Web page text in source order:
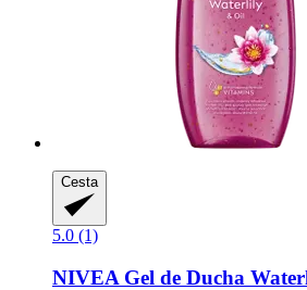
Cesta
5.0 (1)
NIVEA Gel de Ducha